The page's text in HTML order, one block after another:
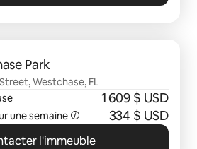
Park
Westchase, FL
1 609 $ USD
une semaine 334 $ USD
l'immeuble